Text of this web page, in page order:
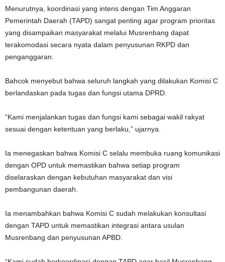
Menurutnya, koordinasi yang intens dengan Tim Anggaran
Pemerintah Daerah (TAPD) sangat penting agar program prioritas
yang disampaikan masyarakat melalui Musrenbang dapat
terakomodasi secara nyata dalam penyusunan RKPD dan
penganggaran.
Bahcok menyebut bahwa seluruh langkah yang dilakukan Komisi C
berlandaskan pada tugas dan fungsi utama DPRD.
“Kami menjalankan tugas dan fungsi kami sebagai wakil rakyat
sesuai dengan ketentuan yang berlaku,” ujarnya.
Ia menegaskan bahwa Komisi C selalu membuka ruang komunikasi
dengan OPD untuk memastikan bahwa setiap program
diselaraskan dengan kebutuhan masyarakat dan visi
pembangunan daerah.
Ia menambahkan bahwa Komisi C sudah melakukan konsultasi
dengan TAPD untuk memastikan integrasi antara usulan
Musrenbang dan penyusunan APBD.